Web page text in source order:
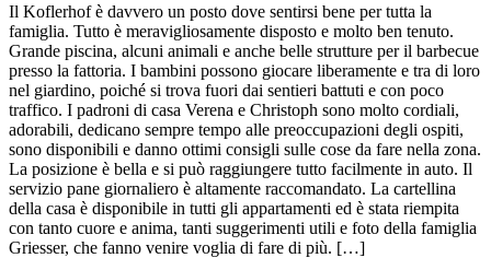
Il Koflerhof è davvero un posto dove sentirsi bene per tutta la
famiglia. Tutto è meravigliosamente disposto e molto ben tenuto.
Grande piscina, alcuni animali e anche belle strutture per il barbecue
presso la fattoria. I bambini possono giocare liberamente e tra di loro
nel giardino, poiché si trova fuori dai sentieri battuti e con poco
traffico. I padroni di casa Verena e Christoph sono molto cordiali,
adorabili, dedicano sempre tempo alle preoccupazioni degli ospiti,
sono disponibili e danno ottimi consigli sulle cose da fare nella zona.
La posizione è bella e si può raggiungere tutto facilmente in auto. Il
servizio pane giornaliero è altamente raccomandato. La cartellina
della casa è disponibile in tutti gli appartamenti ed è stata riempita
con tanto cuore e anima, tanti suggerimenti utili e foto della famiglia
Griesser, che fanno venire voglia di fare di più. […]